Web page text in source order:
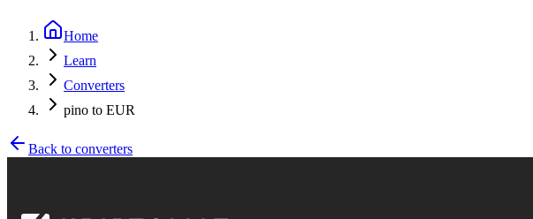
Home
Learn
Converters
pino to EUR
Back to converters